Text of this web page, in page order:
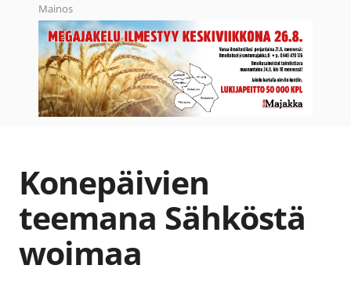
Mainos
Konepäivien
teemana Sähköstä
woimaa